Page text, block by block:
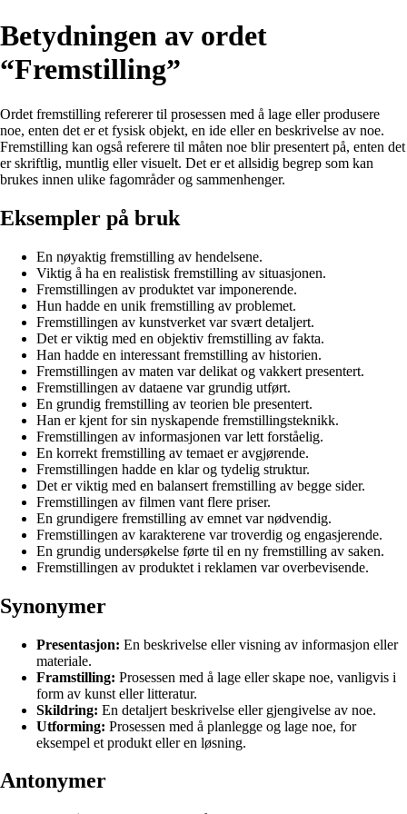
Betydningen av ordet
“Fremstilling”
Ordet fremstilling refererer til prosessen med å lage eller produsere
noe, enten det er et fysisk objekt, en ide eller en beskrivelse av noe.
Fremstilling kan også referere til måten noe blir presentert på, enten det
er skriftlig, muntlig eller visuelt. Det er et allsidig begrep som kan
brukes innen ulike fagområder og sammenhenger.
Eksempler på bruk
En nøyaktig fremstilling av hendelsene.
Viktig å ha en realistisk fremstilling av situasjonen.
Fremstillingen av produktet var imponerende.
Hun hadde en unik fremstilling av problemet.
Fremstillingen av kunstverket var svært detaljert.
Det er viktig med en objektiv fremstilling av fakta.
Han hadde en interessant fremstilling av historien.
Fremstillingen av maten var delikat og vakkert presentert.
Fremstillingen av dataene var grundig utført.
En grundig fremstilling av teorien ble presentert.
Han er kjent for sin nyskapende fremstillingsteknikk.
Fremstillingen av informasjonen var lett forståelig.
En korrekt fremstilling av temaet er avgjørende.
Fremstillingen hadde en klar og tydelig struktur.
Det er viktig med en balansert fremstilling av begge sider.
Fremstillingen av filmen vant flere priser.
En grundigere fremstilling av emnet var nødvendig.
Fremstillingen av karakterene var troverdig og engasjerende.
En grundig undersøkelse førte til en ny fremstilling av saken.
Fremstillingen av produktet i reklamen var overbevisende.
Synonymer
Presentasjon: En beskrivelse eller visning av informasjon eller
materiale.
Framstilling: Prosessen med å lage eller skape noe, vanligvis i
form av kunst eller litteratur.
Skildring: En detaljert beskrivelse eller gjengivelse av noe.
Utforming: Prosessen med å planlegge og lage noe, for
eksempel et produkt eller en løsning.
Antonymer